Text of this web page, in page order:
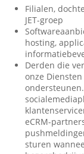
Filialen,
JET-groep
hosting,
Derden die
onze
eCRM-
sturen